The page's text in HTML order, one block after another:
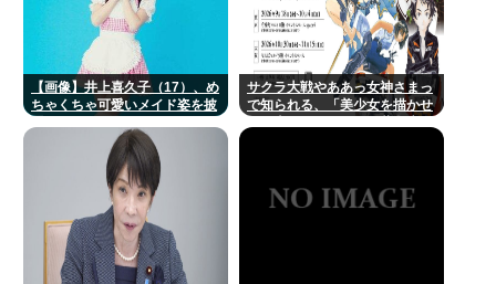
【画像】井上喜久子（17）、め
ちゃくちゃ可愛いメイド姿を披
サクラ大戦やああっ女神さまっ
で知られる、「美少女を描かせ